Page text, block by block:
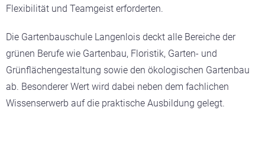
Flexibilität und Teamgeist erforderten.
Die Gartenbauschule Langenlois deckt alle Bereiche der
grünen Berufe wie Gartenbau, Floristik, Garten- und
Grünflächengestaltung sowie den ökologischen Gartenbau
ab. Besonderer Wert wird dabei neben dem fachlichen
Wissenserwerb auf die praktische Ausbildung gelegt.